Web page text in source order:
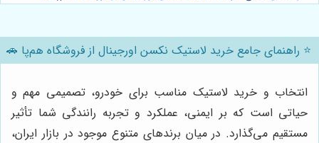
⭐️ راهنمای جامع خرید لاستیک نکسن اورجینال از فروشگاه هم‌پا 🚗
انتخاب و خرید لاستیک مناسب برای خودرو، تصمیمی مهم و
حیاتی است که بر ایمنی، عملکرد و تجربه رانندگی شما تأثیر
مستقیم می‌گذارد. در میان برندهای متنوع موجود در بازار ایران،